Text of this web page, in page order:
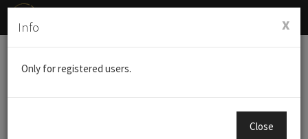
Menú
de
x
Info
Only for registered users.
Close